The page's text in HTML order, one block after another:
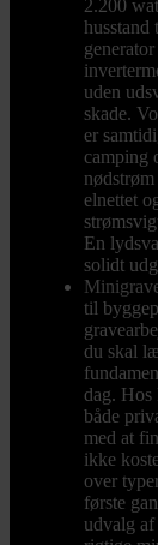
2.200
uden
skade.
er
camping
elnettet
En
solidt
til
du skal
dag. Hos
både
med at
ikke
over
første
udvalg